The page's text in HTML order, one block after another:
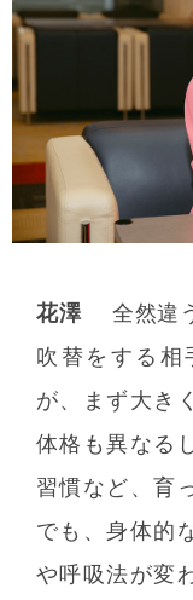
花澤
全然違
吹替をする相
が、まず大き
体格も異なる
習慣など、育
でも、身体的
や呼吸法が変